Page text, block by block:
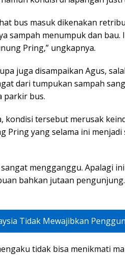
bus masuk dikenakan
sampah menumpuk dan
Pring,” ungkapnya.
juga disampaikan Agus,
dari tumpukan sampah
parkir bus.
kondisi tersebut merusak
Pring yang selama ini
sangat mengganggu. Apalagi
bahkan jutaan
Tidak Mewajibkan
tidak bisa menikmati